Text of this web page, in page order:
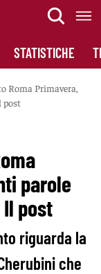
STATISTICHE
Roma Primavera,
post
parole
Il post
riguarda la
che